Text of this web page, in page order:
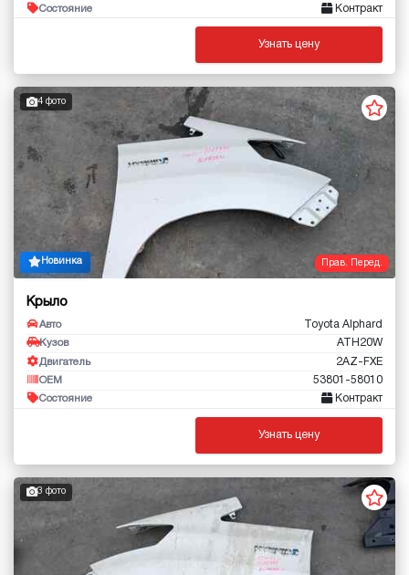
Состояние Контракт
Узнать цену
Прав. Перед.
4 фото
Новинка
Крыло
Авто Toyota Alphard
Кузов ATH20W
Двигатель 2AZ-FXE
OEM 53801-58010
Состояние Контракт
Узнать цену
3 фото